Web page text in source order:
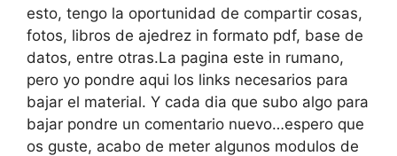
esto, tengo la oportunidad de compartir cosas,
fotos, libros de ajedrez in formato pdf, base de
datos, entre otras.La pagina este in rumano,
pero yo pondre aqui los links necesarios para
bajar el material. Y cada dia que subo algo para
bajar pondre un comentario nuevo…espero que
os guste, acabo de meter algunos modulos de